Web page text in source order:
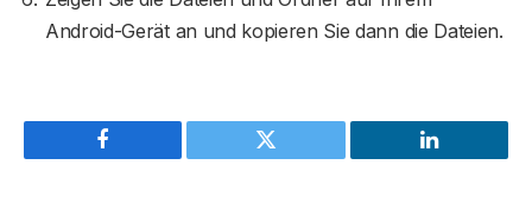
Android-Gerät an und kopieren Sie dann die Dateien.
Facebook Twitter LinkedIn